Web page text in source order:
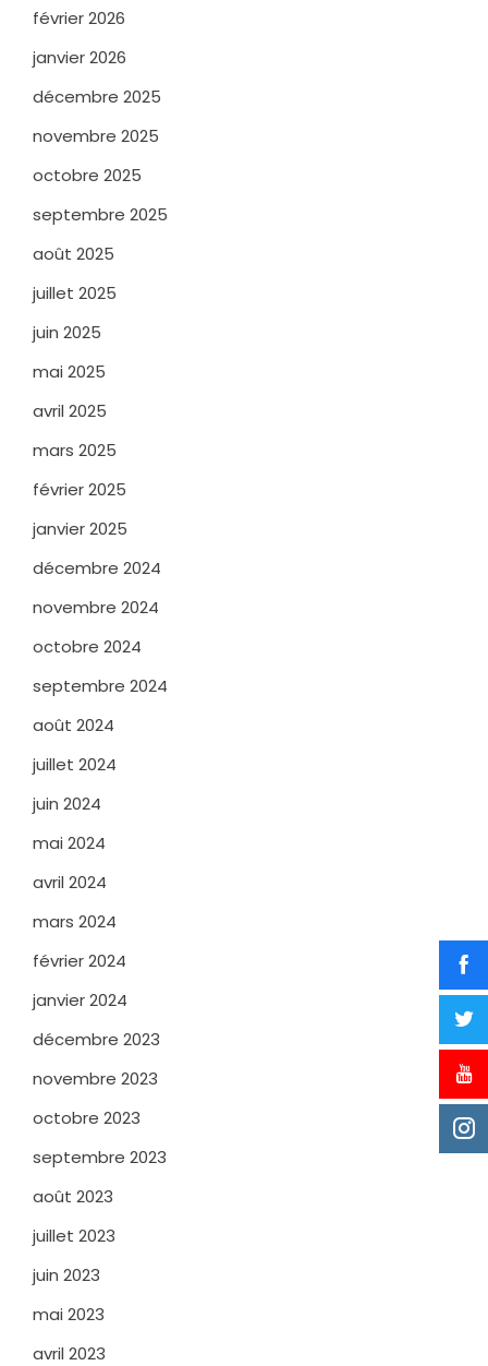
février 2026
janvier 2026
décembre 2025
novembre 2025
octobre 2025
septembre 2025
août 2025
juillet 2025
juin 2025
mai 2025
avril 2025
mars 2025
février 2025
janvier 2025
décembre 2024
novembre 2024
octobre 2024
septembre 2024
août 2024
juillet 2024
juin 2024
mai 2024
avril 2024
mars 2024
février 2024
janvier 2024
décembre 2023
novembre 2023
octobre 2023
septembre 2023
août 2023
juillet 2023
juin 2023
mai 2023
avril 2023